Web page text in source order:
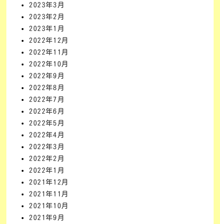
2023年3月
2023年2月
2023年1月
2022年12月
2022年11月
2022年10月
2022年9月
2022年8月
2022年7月
2022年6月
2022年5月
2022年4月
2022年3月
2022年2月
2022年1月
2021年12月
2021年11月
2021年10月
2021年9月